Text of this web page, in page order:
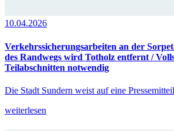
10.04.2026
Verkehrssicherungsarbeiten an der
des Randwegs wird Totholz entfernt /
Teilabschnitten notwendig
Die Stadt Sundern weist auf eine
weiterlesen